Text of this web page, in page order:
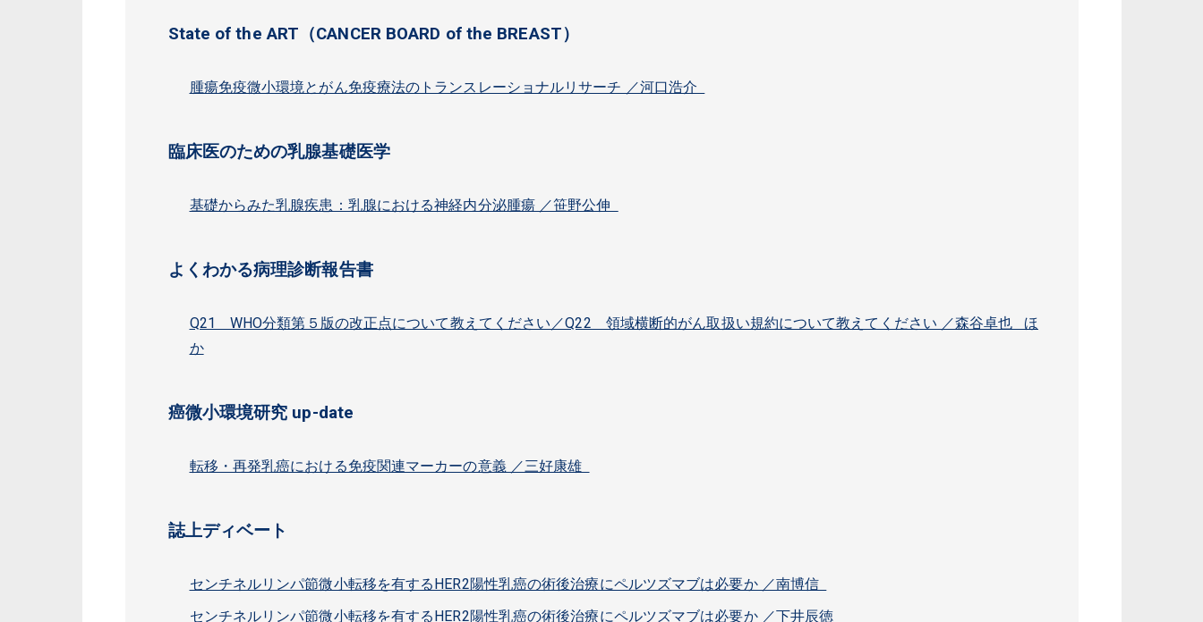
State of the ART（CANCER BOARD of the BREAST）
腫瘍免疫微小環境とがん免疫療法のトランスレーショナルリサーチ ／河口浩介
臨床医のための乳腺基礎医学
基礎からみた乳腺疾患：乳腺における神経内分泌腫瘍 ／笹野公伸
よくわかる病理診断報告書
Q21 WHO分類第５版の改正点について教えてください／Q22 領域横断的がん取扱い規約について教えてください ／森谷卓也 ほ
か
癌微小環境研究 up-date
転移・再発乳癌における免疫関連マーカーの意義 ／三好康雄
誌上ディベート
センチネルリンパ節微小転移を有するHER2陽性乳癌の術後治療にペルツズマブは必要か ／南博信
センチネルリンパ節微小転移を有するHER2陽性乳癌の術後治療にペルツズマブは必要か ／下井辰徳